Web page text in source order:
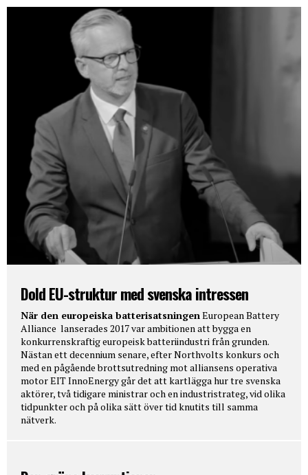
Dold EU-struktur med svenska intressen
När den europeiska batterisatsningenEuropean Battery
Alliance lanserades 2017 var ambitionen att bygga en
konkurrenskraftig europeisk batteriindustri från grunden.
Nästan ett decennium senare, efter Northvolts konkurs och
med en pågående brottsutredning mot alliansens operativa
motor EIT InnoEnergy går det att kartlägga hur tre svenska
aktörer, två tidigare ministrar och en industristrateg, vid olika
tidpunkter och på olika sätt över tid knutits till samma
nätverk.